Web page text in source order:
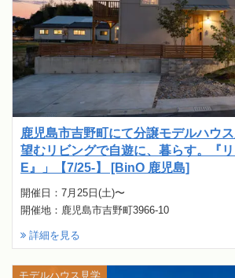
鹿児島市吉野町にて分譲モデルハウ
望むリビングで自遊に、暮らす。『
E』」【7/25-】 [BinO 鹿児島]
開催日：7月25日(土)〜
開催地：鹿児島市吉野町3966-10
詳細を見る
モデルハウス見学